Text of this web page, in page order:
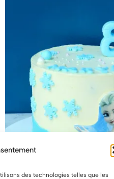
des technologies telles que les